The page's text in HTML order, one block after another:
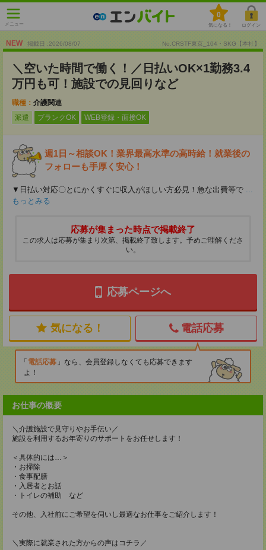
メニュー
0
気になる！ ログイン
NEW 掲載日 :2026/08/07 No.CRSTF東京_104・SKG【本社】
＼空いた時間で働く！／日払いOK×1勤務3.4
万円も可！施設での見回りなど
職種： 介護関連
派遣
ブランクOK WEB登録・面接OK
週1日～相談OK！業界最高水準の高時給！就業後の
フォローも手厚く安心！
▼日払い対応〇とにかくすぐに収入がほしい方必見！急な出費等で ...
もっとみる
応募が集まった時点で掲載終了
この求人は応募が集まり次第、掲載終了致します。予めご理解くださ
い。
応募ページへ
気になる！ 電話応募
電話応募
なら、会員登録しなくても応募できます
よ！
お仕事の概要
＼介護施設で見守りやお手伝い／
施設を利用するお年寄りのサポートをお任せします！
＜具体的には…＞
・お掃除
・食事配膳
・入居者とお話
・トイレの補助 など
その他、入社前にご希望を伺いし最適なお仕事をご紹介します！
＼実際に就業された方からの声はコチラ／